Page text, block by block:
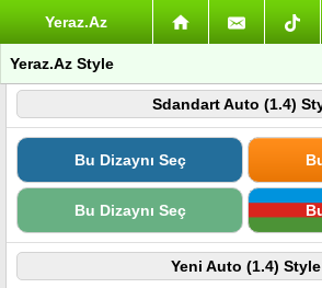
Yeraz.Az
Yeraz.Az Style
Sdandart Auto (1.4)
Bu Dizaynı Seç
Bu Dizaynı Seç
Yeni Auto (1.4) Style